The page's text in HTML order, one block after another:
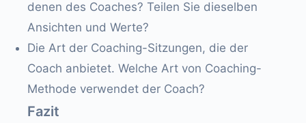
denen des Coaches? Teilen Sie dieselben
Ansichten und Werte?
Die Art der Coaching-Sitzungen, die der
Coach anbietet. Welche Art von Coaching-
Methode verwendet der Coach?
Fazit